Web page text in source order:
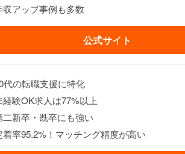
収アップ事例も多数
公式サイト
代の転職支援に特化
経験OK求人は77%以上
二新卒・既卒にも強い
着率95.2%！マッチング精度が高い